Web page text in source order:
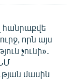
հանրաքվե
որն այս
չունի»․
մասին